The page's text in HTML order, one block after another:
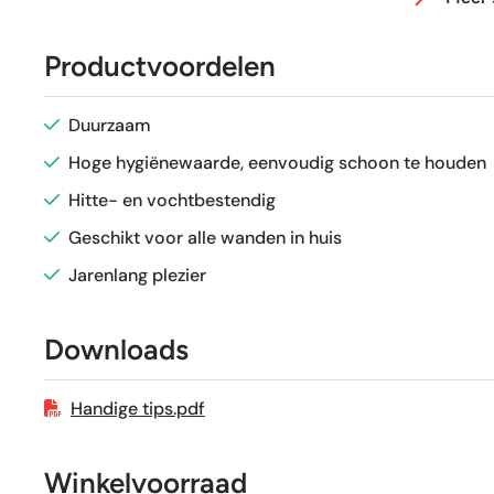
Glans / Mat
Gerectificeerd
Sortering
Craquelé
Productvoordelen
Duurzaam
Hoge hygiënewaarde, eenvoudig schoon te houden
Hitte- en vochtbestendig
Geschikt voor alle wanden in huis
Jarenlang plezier
Downloads
Handige tips.pdf
Winkelvoorraad